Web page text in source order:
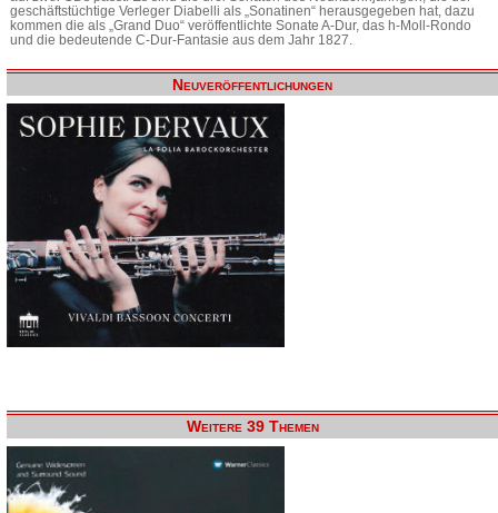
geschäftstüchtige Verleger Diabelli als „Sonatinen“ herausgegeben hat, dazu
kommen die als „Grand Duo“ veröffentlichte Sonate A-Dur, das h-Moll-Rondo
und die bedeutende C-Dur-Fantasie aus dem Jahr 1827.
Neuveröffentlichungen
Weitere 39 Themen